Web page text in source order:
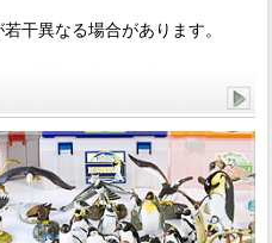
干異なる場合があります。